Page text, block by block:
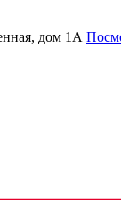
дом 1А